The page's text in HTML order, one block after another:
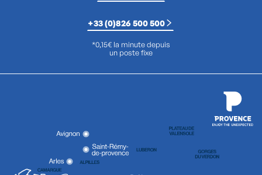
+33 (0)826 500 500
*0,15€ la minute depuis
un poste fixe